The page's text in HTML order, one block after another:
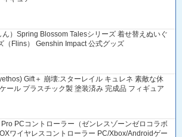
ん）Spring Blossom Talesシリーズ 着せ替えぬいぐ
（Flins） Genshin Impact 公式グッズ
Gift＋ 崩壊:スターレイル キュレネ 素敵な休
ール プラスチック製 塗装済み 完成品 フィギュア
PCコントローラー（ゼンレスゾーンゼロコラボ
ワイヤレスコントローラー PC/Xbox/Androidゲー